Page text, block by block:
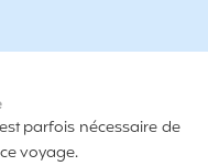
parfois nécessaire de
voyage.